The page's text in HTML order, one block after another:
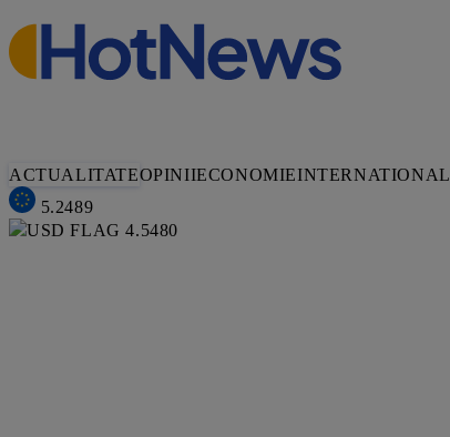
ACTUALITATEOPINIIECONOMIEINTERNATIONAL
5.2489
4.5480